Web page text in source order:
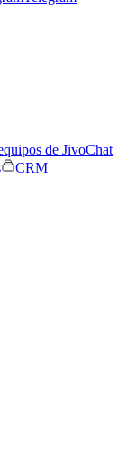
de JivoChat
CRM